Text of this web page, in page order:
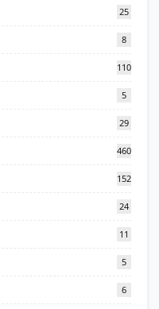
25
8
110
5
29
460
152
24
11
5
6